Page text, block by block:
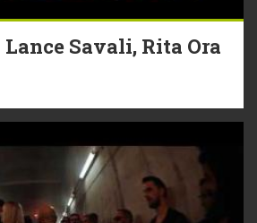
Lance Savali, Rita Ora